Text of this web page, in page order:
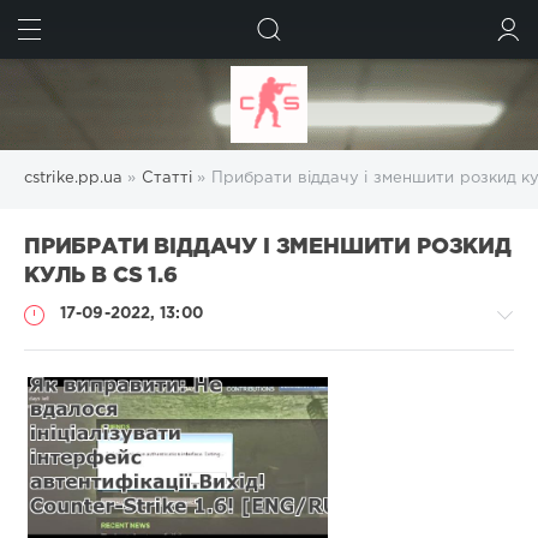
cstrike.pp.ua » Статті » Прибрати віддачу і зменшити розкид
ПРИБРАТИ ВІДДАЧУ І ЗМЕНШИТИ РОЗКИД
КУЛЬ В CS 1.6
17-09-2022, 13:00
Статті
Administrator
1
435